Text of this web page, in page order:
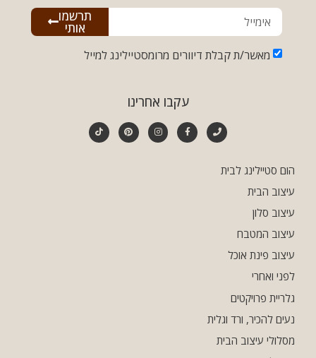
גלריית פרויקטים
נעים להכיר, ורד וגלית
מסלולי עיצוב הבית
הום סטיילינג לבית
עיצוב הבית
עיצוב סלון
עיצוב המטבח
עיצוב פינת אוכל
לפני ואחרי
מאשר/ת קבלת דיוורים מרומסטיילינג למייל
תרשמו
אותי
עקבו אחרינו